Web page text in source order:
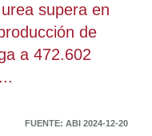
supera en
de
a 472.602
FUENTE: ABI 2024-12-20